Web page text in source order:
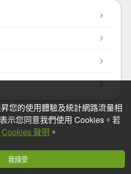
您的使用體驗及統計網路流量相
示您同意我們使用 Cookies。若
Cookies 聲明 。
我接受